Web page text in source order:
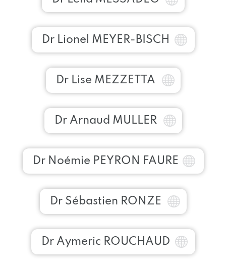
Dr Lionel MEYER-BISCH
Dr Lise MEZZETTA
Dr Arnaud MULLER
Dr Noémie PEYRON FAURE
Dr Sébastien RONZE
Dr Aymeric ROUCHAUD